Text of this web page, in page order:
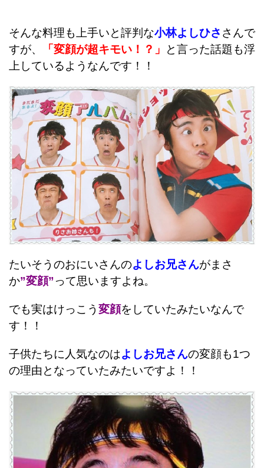
そんな料理も上手いと評判な小林よしひさ さんで
すが、
「変顔が超キモい！？」
と言った話題も浮
上しているようなんです！！
たいそうのおにいさんのよしお兄さんがまさ
か”変顔”って思いますよね。
でも実はけっこう 変顔をしていたみたいなんで
す！！
子供たちに人気なのはよしお兄さんの変顔も1つ
の理由となっていたみたいですよ！！